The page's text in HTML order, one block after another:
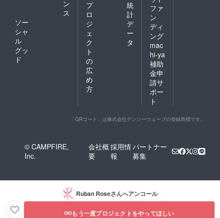
ン
ス
ソー
シャ
ル
グッ
ド
プ
ロ
ジ
ェ
ク
ト
の
広
め
方
統
計
デ
ー
タ
ファ
ン
ディ
ング
mac
hi-ya
補助
金申
請サ
ポー
ト
「QRコード」は株式会社デンソーウェーブの登録商標です。
© CAMPFIRE,
Inc.
会社概
要
採用情
報
パートナー
募集
Ruban Roseさんへアンコール
もう一度プロジェクトをやってほしい